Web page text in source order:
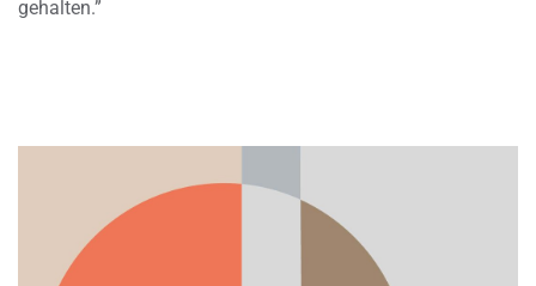
gehalten.”